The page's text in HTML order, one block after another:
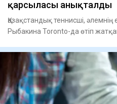
қарсыласы анықталды
Қазақстандық теннисші, әлемнің
Рыбакина Toronto-да өтіп